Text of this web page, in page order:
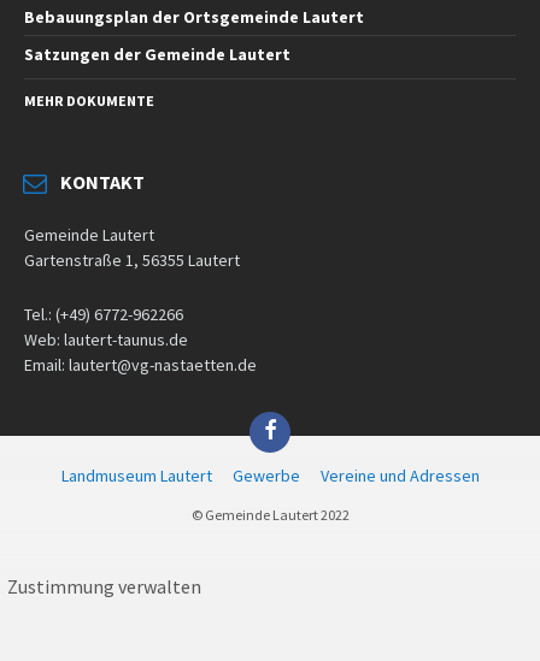
Bebauungsplan der Ortsgemeinde Lautert
Satzungen der Gemeinde Lautert
MEHR DOKUMENTE
KONTAKT
Gemeinde Lautert
Gartenstraße 1, 56355 Lautert
Tel.: (+49) 6772-962266
Web: lautert-taunus.de
Email: lautert@vg-nastaetten.de
Facebook
Landmuseum Lautert Gewerbe Vereine und Adressen
© Gemeinde Lautert 2022
Zustimmung verwalten